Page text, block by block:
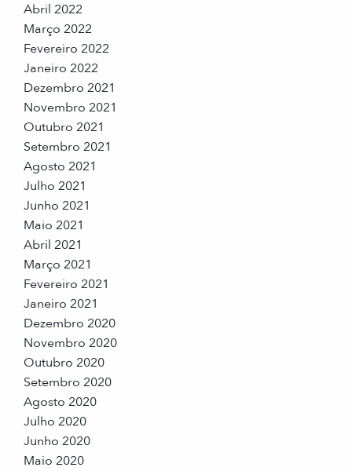
Abril 2022
Março 2022
Fevereiro 2022
Janeiro 2022
Dezembro 2021
Novembro 2021
Outubro 2021
Setembro 2021
Agosto 2021
Julho 2021
Junho 2021
Maio 2021
Abril 2021
Março 2021
Fevereiro 2021
Janeiro 2021
Dezembro 2020
Novembro 2020
Outubro 2020
Setembro 2020
Agosto 2020
Julho 2020
Junho 2020
Maio 2020